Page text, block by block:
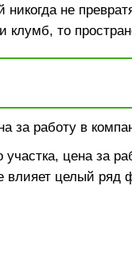
не
клумб, то
за работу в
цена за
влияет целый ряд